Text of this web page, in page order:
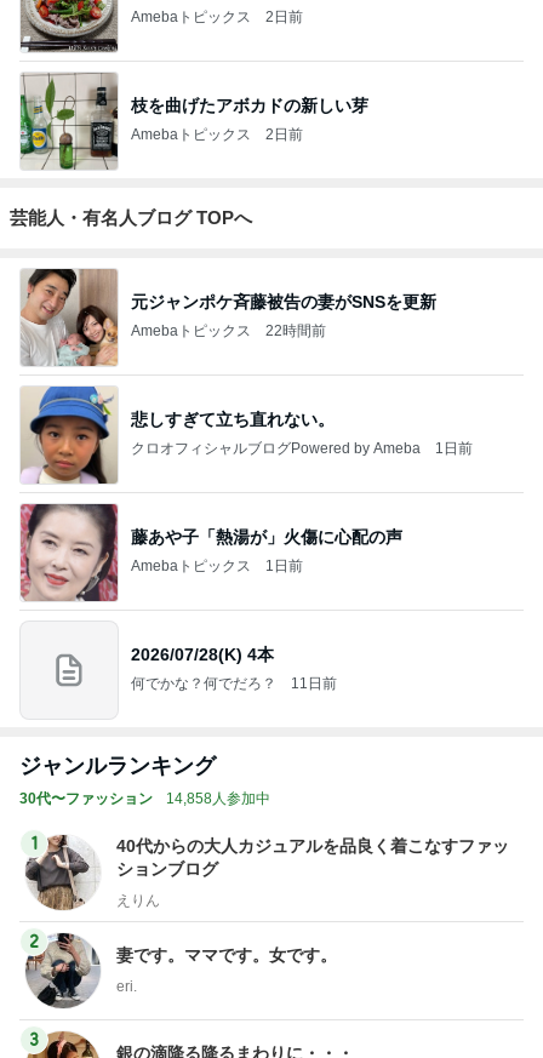
Amebaトピックス 2日前
枝を曲げたアボカドの新しい芽
Amebaトピックス 2日前
芸能人・有名人ブログ TOPへ
元ジャンポケ斉藤被告の妻がSNSを更新
Amebaトピックス 22時間前
悲しすぎて立ち直れない。
クロオフィシャルブログPowered by Ameba 1日前
藤あや子「熱湯が」火傷に心配の声
Amebaトピックス 1日前
2026/07/28(K) 4本
何でかな？何でだろ？ 11日前
ジャンルランキング
30代〜ファッション 14,858人参加中
1
40代からの大人カジュアルを品良く着こなすファッ
ションブログ
えりん
2
妻です。ママです。女です。
eri.
3
銀の滴降る降るまわりに・・・